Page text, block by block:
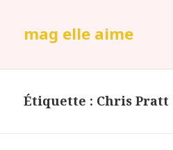
mag elle aime
Étiquette : Chris Pratt